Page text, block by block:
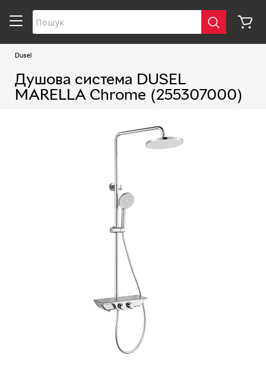
Dusel
Душова система DUSEL
MARELLA Chrome (255307000)